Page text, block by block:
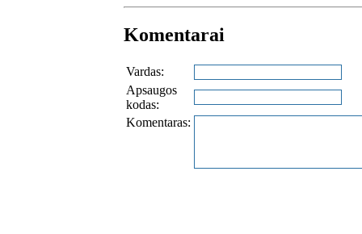
Komentarai
Vardas:
Apsaugos
kodas:
Komentaras: